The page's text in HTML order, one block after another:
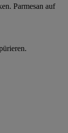
Parmesan auf